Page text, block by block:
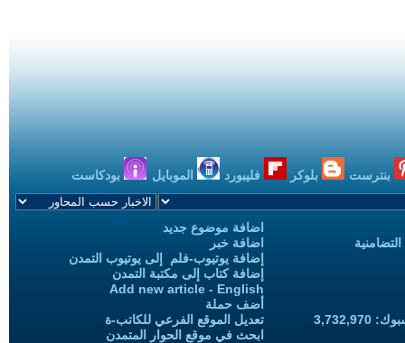
بنترست بلوكر فليبورد الموبايل بودكاست
اضافة موضوع جديد
اضافة خبر
إضافة يوتيوب-فلم إلى يوتيوب التمدن
إضافة كتاب إلى مكتبة التمدن
Add new article - English
أضف حملة
تعديل الموقع الفرعي للكاتب-ة
ابحث في موقع الحوار المتمدن